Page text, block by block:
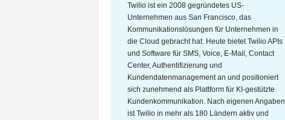
Twilio ist ein 2008 gegründetes US-
Unternehmen aus San Francisco, das
Kommunikationslösungen für Unternehmen in
die Cloud gebracht hat. Heute bietet Twilio APIs
und Software für SMS, Voice, E-Mail, Contact
Center, Authentifizierung und
Kundendatenmanagement an und positioniert
sich zunehmend als Plattform für KI-gestützte
Kundenkommunikation. Nach eigenen Angaben
ist Twilio in mehr als 180 Ländern aktiv und